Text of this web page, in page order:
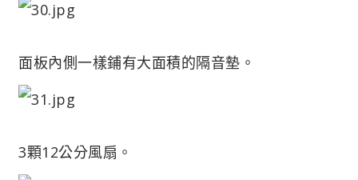
面板內側一樣鋪有大面積的隔音墊。
3顆12公分風扇。